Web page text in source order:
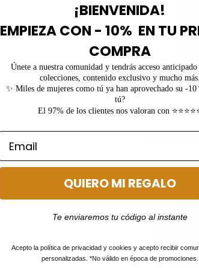
Cambios &
¡BIENVENIDA!
EMPIEZA CON - 10% EN TU
COMPRA
Únete a nuestra comunidad y tendrás acceso anticipado
colecciones, contenido exclusivo y mucho más.
✨ Miles de mujeres como tú ya han aprovechado su
tú?
El 97% de los clientes nos valoran con
QUIERO MI REGALO
Te enviaremos tu código al instante
Acepto la política de privacidad y cookies y acepto recibir
personalizadas. *No válido en época de promociones.